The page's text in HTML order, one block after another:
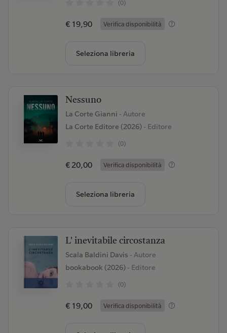
(0)
€ 19,90 Verifica disponibilità
Seleziona libreria
Nessuno
La Corte Gianni - Autore
La Corte Editore (2026)- Editore
(0)
€ 20,00 Verifica disponibilità
Seleziona libreria
L' inevitabile circostanza
Scala Baldini Davis - Autore
bookabook (2026)- Editore
(0)
€ 19,00 Verifica disponibilità